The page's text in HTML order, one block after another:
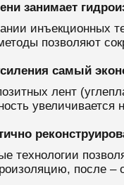
занимает
инъекционных
позволяют
самый
лент
увеличивается
технологии
после –